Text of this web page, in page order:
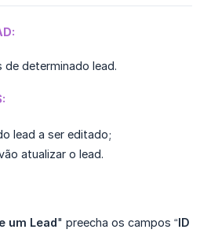
de determinado lead.
lead a ser editado;
atualizar o lead.
um Lead" preecha os campos “ID